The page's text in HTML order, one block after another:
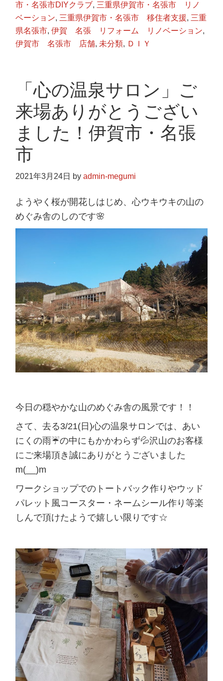
市・名張市DIYクラブ, 三重県伊賀市・名張市 リノ
ベーション, 三重県伊賀市・名張市 移住者支援, 三重
県名張市,伊賀 名張 リフォーム リノベーション,
伊賀市 名張市 店舗, 未分類, ＤＩＹ
「心の温泉サロン」ご
来場ありがとうござい
ました！伊賀市・名張
市
2021年3月24日 byadmin-megumi
ようやく桜が開花しはじめ、心ウキウキの山の
めぐみ舎のしのです🌸
今日の穏やかな山のめぐみ舎の風景です！！
さて、去る3/21(日)心の温泉サロンでは、あい
にくの雨☔の中にもかかわらず💦沢山のお客様
にご来場頂き誠にありがとうございました
m(__)m
ワークショップでのトートバック作りやウッド
パレット風コースター・ネームシール作り等楽
しんで頂けたようで嬉しい限りです☆